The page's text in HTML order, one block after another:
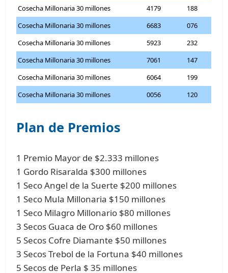
Cosecha Millonaria 30 millones
4179
188
Cosecha Millonaria 30 millones
6683
076
Cosecha Millonaria 30 millones
5923
232
Cosecha Millonaria 30 millones
7061
147
Cosecha Millonaria 30 millones
6064
199
Cosecha Millonaria 30 millones
0056 120
Plan de Premios
1 Premio Mayor de $2.333 millones
1 Gordo Risaralda $300 millones
1 Seco Angel de la Suerte $200 millones
1 Seco Mula Millonaria $150 millones
1 Seco Milagro Millonario $80 millones
3 Secos Guaca de Oro $60 millones
5 Secos Cofre Diamante $50 millones
3 Secos Trebol de la Fortuna $40 millones
5 Secos de Perla $ 35 millones